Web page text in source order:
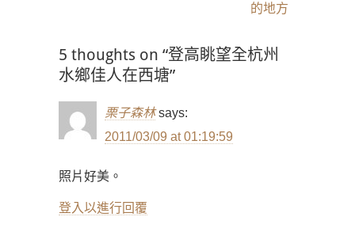
的地方
5 thoughts on “登高眺望全杭州
水鄉佳人在西塘”
栗子森林 says:
2011/03/09 at 01:19:59
照片好美。
登入以進行回覆